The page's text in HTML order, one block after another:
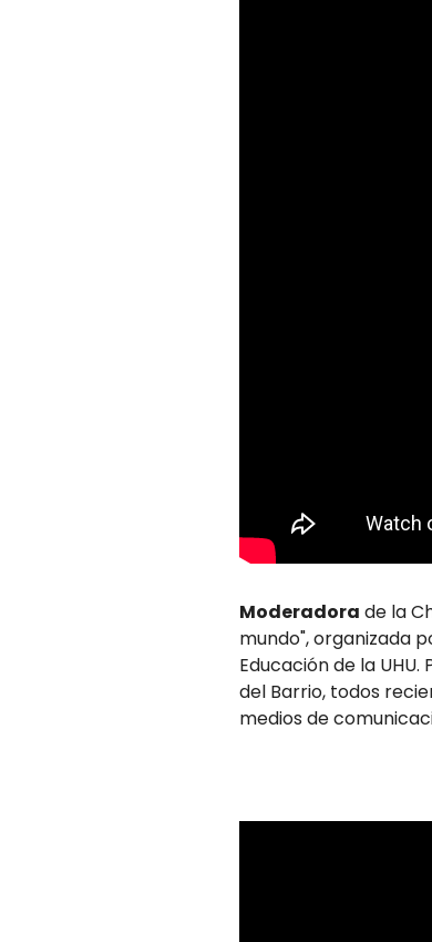
Moderadora de la
mundo", organizada
Educación de la
del Barrio, todos
medios de